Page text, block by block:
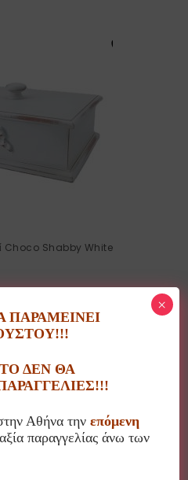
Choco Shabby White
ΠΑΡΑΜΕΙΝΕΙ
ΔΕΝ ΘΑ
Αθήνα τηνεπόμενη
παραγγελίας άνω των
×